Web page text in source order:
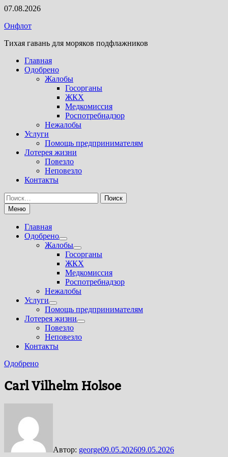
Перейти
содержимому
07.08.2026
Онфлот
Тихая гавань для моряков подфлажников
Главная
Одобрено
Жалобы
Госорганы
ЖКХ
Медкомиссия
Роспотребнадзор
Нежалобы
Услуги
Помощь предпринимателям
Лотерея жизни
Повезло
Неповезло
Контакты
Найти:
Меню
Главная
Одобрено
Показать
подменю
Жалобы
Показать
подменю
Госорганы
ЖКХ
Медкомиссия
Роспотребнадзор
Нежалобы
Услуги
Показать
подменю
Помощь предпринимателям
Лотерея жизни
Показать
Повезло
Неповезло
Контакты
Одобрено
Carl Vilhelm Holsoe
Автор: george09.05.202609.05.2026